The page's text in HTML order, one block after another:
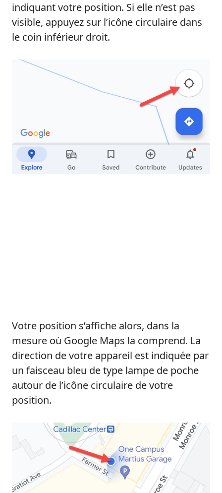
indiquant votre position. Si elle n’est pas
visible, appuyez sur l’icône circulaire dans
le coin inférieur droit.
Votre position s’affiche alors, dans la
mesure où Google Maps la comprend. La
direction de votre appareil est indiquée par
un faisceau bleu de type lampe de poche
autour de l’icône circulaire de votre
position.